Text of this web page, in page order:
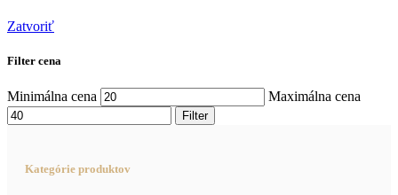
Zatvoriť
Filter cena
Minimálna cena Maximálna cena
Filter
Kategórie produktov